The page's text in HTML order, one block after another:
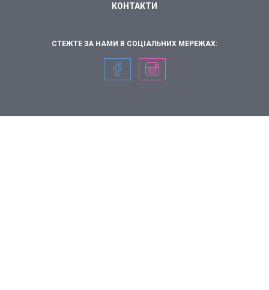
КОНТАКТИ
СТЕЖТЕ ЗА НАМИ В СОЦІАЛЬНИХ МЕРЕЖАХ: